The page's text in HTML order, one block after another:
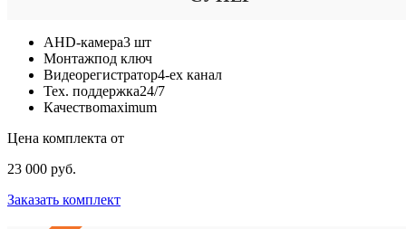
AHD-камера3 шт
Монтажпод ключ
Видеорегистратор4-ех канал
Тех. поддержка24/7
Качествоmaximum
Цена комплекта от
23 000 руб.
Заказать комплект